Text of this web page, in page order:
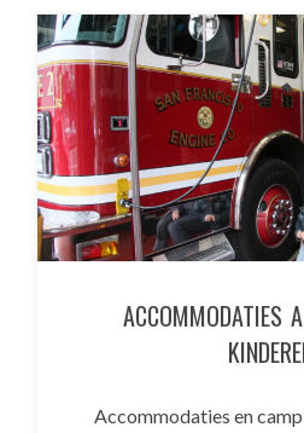
ACCOMMODATIES
Accommodaties en